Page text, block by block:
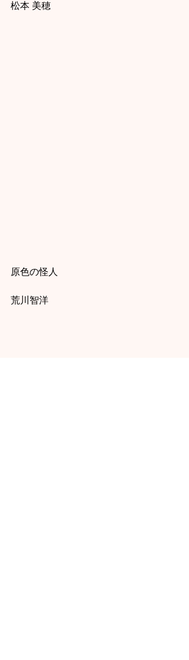
松本 美穂
原色の怪人
荒川智洋